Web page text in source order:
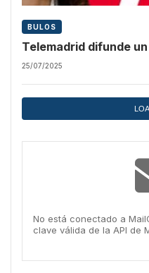
BULOS
Telemadrid difunde
25/07/2025
No está conectado a
clave válida de la API de